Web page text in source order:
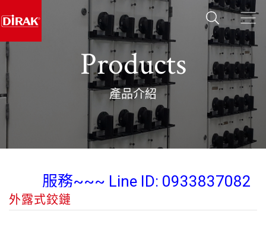
Products
產品介紹
服務~~~ Line ID: 0933837082
外露式鉸鏈